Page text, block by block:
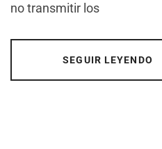
no transmitir los
SEGUIR LEYENDO